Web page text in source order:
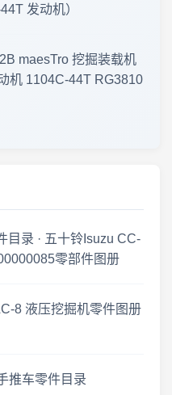
维修手册 · 最新更新
料库 · 零件图册更新
月16日
发动机）
maesTro 挖掘装载机
机 1104C-44T RG3810
目录 · 五十铃Isuzu CC-
零部件图册
8 液压挖掘机零件图册
推车零件目录